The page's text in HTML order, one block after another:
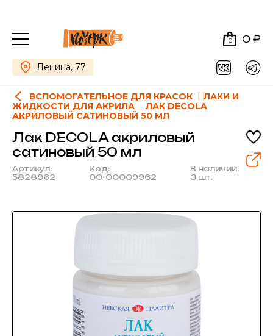
0 0 ₽
Ленина, 77
ВСПОМОГАТЕЛЬНОЕ ДЛЯ КРАСОК
ЛАКИ И
ЖИДКОСТИ ДЛЯ АКРИЛА
ЛАК DECOLA
АКРИЛОВЫЙ САТИНОВЫЙ 50 МЛ
Лак DECOLA акриловый
сатиновый 50 мл
Артикул:
5828962
Код:
00-00009962
В наличии:
3 шт.